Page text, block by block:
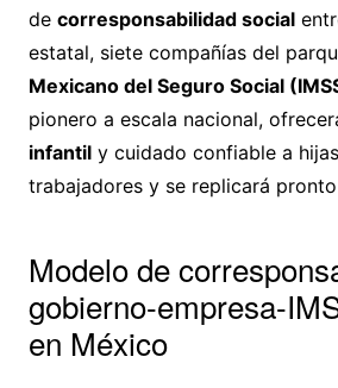
de corresponsabilidad social
estatal, siete compañías del
Mexicano del Seguro Social
pionero a escala nacional,
infantily cuidado confiable a
trabajadores y se replicará
Modelo de
gobierno-empresa-
en México